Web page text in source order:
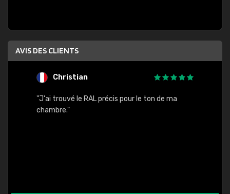
AVIS DES CLIENTS
Christian
"J'ai trouvé le RAL précis pour le ton de ma
chambre."